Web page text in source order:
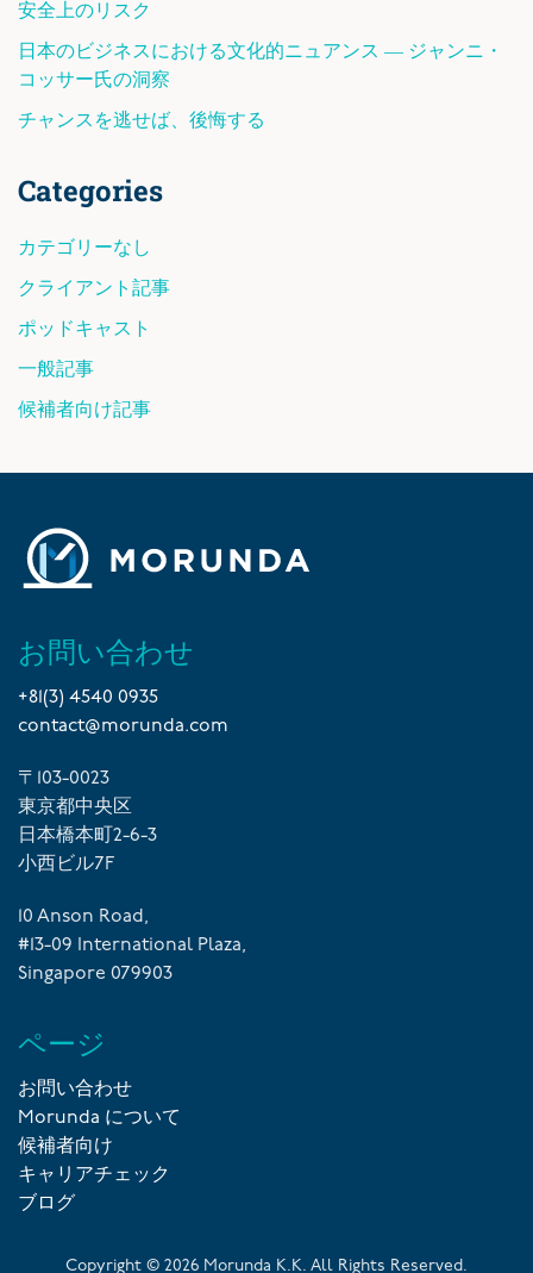
安全上のリスク
日本のビジネスにおける文化的ニュアンス ― ジャンニ・
コッサー氏の洞察
チャンスを逃せば、後悔する
Categories
カテゴリーなし
クライアント記事
ポッドキャスト
一般記事
候補者向け記事
お問い合わせ
+81(3) 4540 0935
contact@morunda.com
〒103-0023
東京都中央区
日本橋本町2-6-3
小西ビル7F
10 Anson Road,
#13-09 International Plaza,
Singapore 079903
ページ
お問い合わせ
Morunda について
候補者向け
キャリアチェック
ブログ
Copyright © 2026 Morunda K.K. All Rights Reserved.